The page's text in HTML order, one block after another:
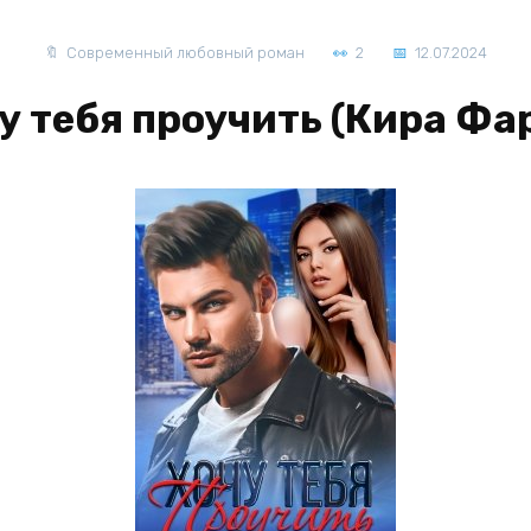
Современный любовный роман 2 12.07.2024
тебя проучить (Кира